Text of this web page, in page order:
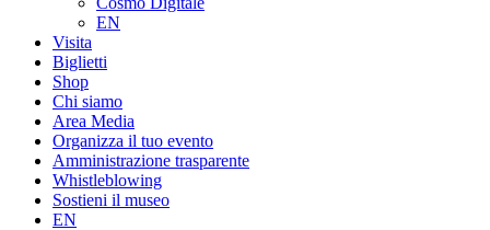
EN
Visita
Biglietti
Shop
Chi siamo
Area Media
Organizza il tuo evento
Amministrazione trasparente
Whistleblowing
Sostieni il museo
EN